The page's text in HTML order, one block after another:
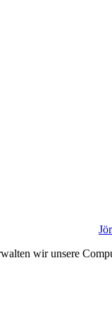
wir unsere